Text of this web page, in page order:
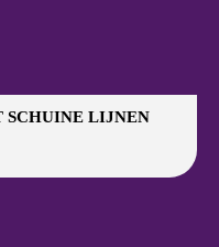
SCHUINE LIJNEN